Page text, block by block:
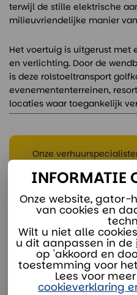
terwijl de stille elektrische
milieuvriendelijke manier
Het voertuig is uitgerust met
en verlichting. Door de
is deze rolstoeltransport
evenemententerreinen,
locaties waar toegankelijk
Onze
Whatsapp
INFORMATIE
Onze website, gator-
van cookies en
Wilt u niet alle
u dit aanpassen in de
op 'akkoord en
toestemming voor
Lees voor
cookieverklaring